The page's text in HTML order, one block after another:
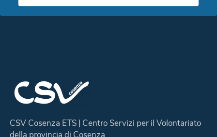
CSV Cosenza ETS | Centro Servizi per il Volontariato